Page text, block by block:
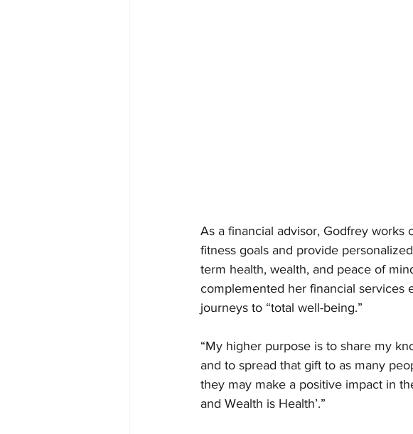
As a financial advisor, Godfrey
fitness goals and provide
term health, wealth, and peace of
complemented her financial services
journeys to “total well-being.”
“My higher purpose is to share my
and to spread that gift to as many
they may make a positive impact in
and Wealth is Health’.”